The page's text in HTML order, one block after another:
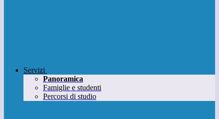
Servizi
Panoramica
Famiglie e studenti
Percorsi di studio